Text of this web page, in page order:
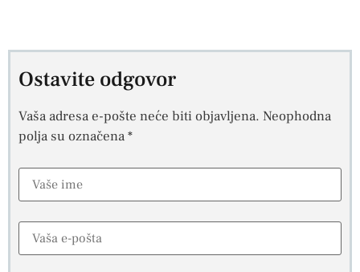
Ostavite odgovor
Vaša adresa e-pošte neće biti objavljena. Neophodna
polja su označena*